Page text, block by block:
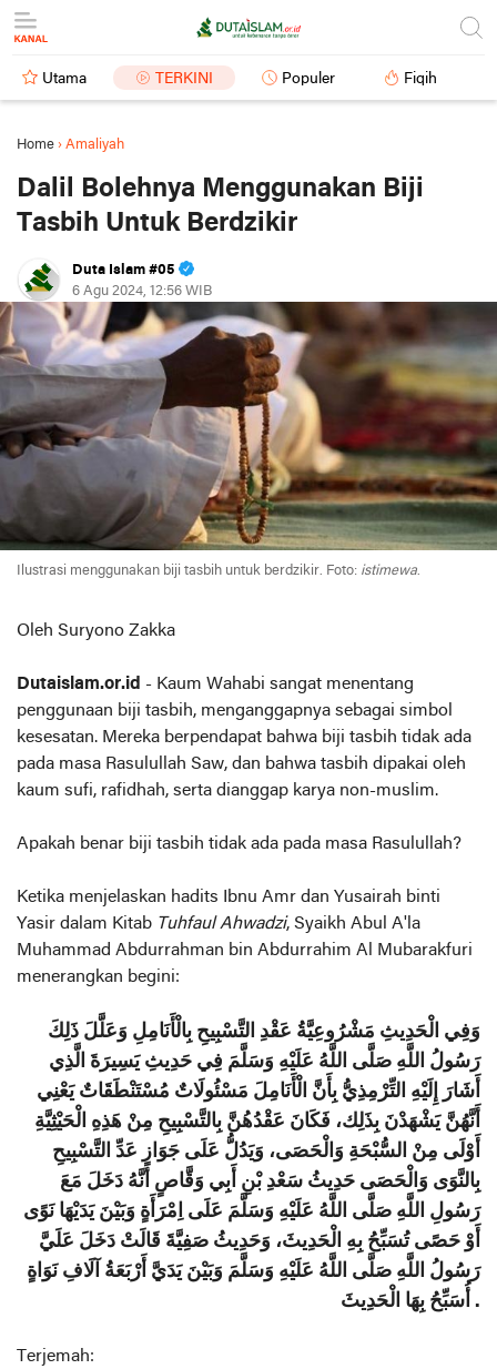
Utama TERKINI Populer Fiqih
Home › Amaliyah
Dalil Bolehnya Menggunakan Biji
Tasbih Untuk Berdzikir
Duta Islam #05
6 Agu 2024, 12:56 WIB
Ilustrasi menggunakan biji tasbih untuk berdzikir. Foto: istimewa.
Oleh Suryono Zakka
Dutaislam.or.id - Kaum Wahabi sangat menentang
penggunaan biji tasbih, menganggapnya sebagai simbol
kesesatan. Mereka berpendapat bahwa biji tasbih tidak ada
pada masa Rasulullah Saw, dan bahwa tasbih dipakai oleh
kaum sufi, rafidhah, serta dianggap karya non-muslim.
Apakah benar biji tasbih tidak ada pada masa Rasulullah?
Ketika menjelaskan hadits Ibnu Amr dan Yusairah binti
Yasir dalam Kitab Tuhfaul Ahwadzi, Syaikh Abul A'la
Muhammad Abdurrahman bin Abdurrahim Al Mubarakfuri
menerangkan begini:
وَفِي الْحَدِيثِ مَشْرُوعِيَّةُ عَقْدِ التَّسْبِيحِ بِالْأَنَامِلِ وَعَلَّلَ ذَلِكَ
رَسُولُ اللَّهِ صَلَّى اللَّهُ عَلَيْهِ وَسَلَّمَ فِي حَدِيثِ يَسِيرَةَ الَّذِي
أَشَارَ إِلَيْهِ التِّرْمِذِيُّ بِأَنَّ الْأَنَامِلَ مَسْئُولَاتٌ مُسْتَنْطَقَاتٌ يَعْنِي
أَنَّهُنَّ يَشْهَدْنَ بِذَلِك، فَكَانَ عَقْدُهُنَّ بِالتَّسْبِيحِ مِنْ هَذِهِ الْحَيْثِيَّةِ
أَوْلَى مِنْ السُّبْحَةِ وَالْحَصَى، وَيَدُلُّ عَلَى جَوَازِ عَدِّ التَّسْبِيحِ
بِالنَّوَى وَالْحَصَى حَدِيثُ سَعْدِ بْنِ أَبِي وَقَّاصٍ أَنَّهُ دَخَلَ مَعَ
رَسُولِ اللَّهِ صَلَّى اللَّهُ عَلَيْهِ وَسَلَّمَ عَلَى اِمْرَأَةٍ وَبَيْنَ يَدَيْهَا نَوًى
أَوْ حَصًى تُسَبِّحُ بِهِ الْحَدِيثَ، وَحَدِيثُ صَفِيَّةَ قَالَتْ دَخَلَ عَلَيَّ
رَسُولُ اللَّهِ صَلَّى اللَّهُ عَلَيْهِ وَسَلَّمَ وَبَيْنَ يَدَيَّ أَرْبَعَةُ آلَافِ نَوَاةٍ
أُسَبِّحُ بِهَا الْحَدِيثَ .
Terjemah: